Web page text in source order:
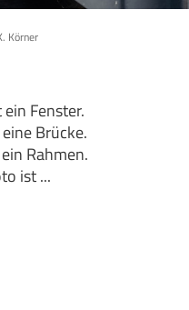
Körner
Fenster.
Brücke.
Rahmen.
ist ...